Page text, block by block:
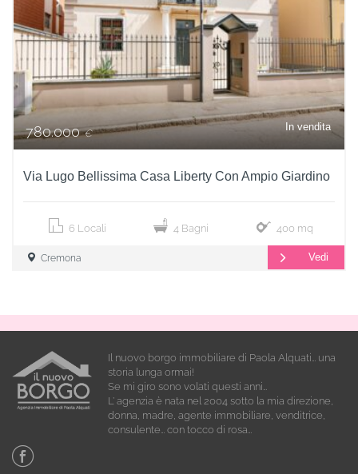
In vendita
780.000€
Via Lugo Bellissima Casa Liberty Con Ampio Giardino
6 Locali 4 Bagni 400 mq
Cremona Vedi
Il nuovo borgo immobiliare di Paola Alquati… una
storia lunga ormai!
Se mi giro sono volati questi anni…
L’ agenzia è nata nel 2004 sotto la mia direzione,
donna, madre, agente immobiliare, venditrice,
consulente… con tocco di rosa…